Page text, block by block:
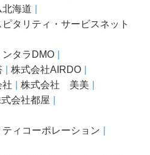
海道
タリティ・サービスネット
タラDMO
株式会社AIRDO
社
株式会社 美美
会社都屋
ィコーポレーション